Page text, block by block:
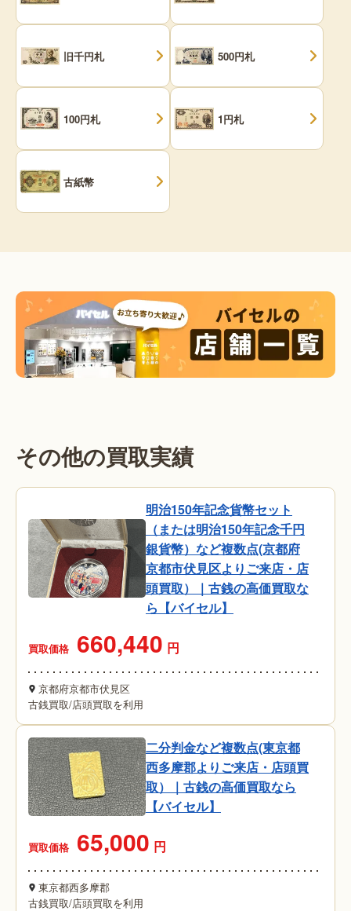
旧千円札 500円札
100円札 1円札
古紙幣
その他の買取実績
明治150年記念貨幣セット
（または明治150年記念千円
銀貨幣）など複数点(京都府
京都市伏見区よりご来店・店
頭買取）｜古銭の高価買取な
ら【バイセル】
買取価格 660,440 円
京都府京都市伏見区
古銭買取/店頭買取を利用
二分判金など複数点(東京都
西多摩郡よりご来店・店頭買
取）｜古銭の高価買取なら
【バイセル】
買取価格 65,000 円
東京都西多摩郡
古銭買取/店頭買取を利用